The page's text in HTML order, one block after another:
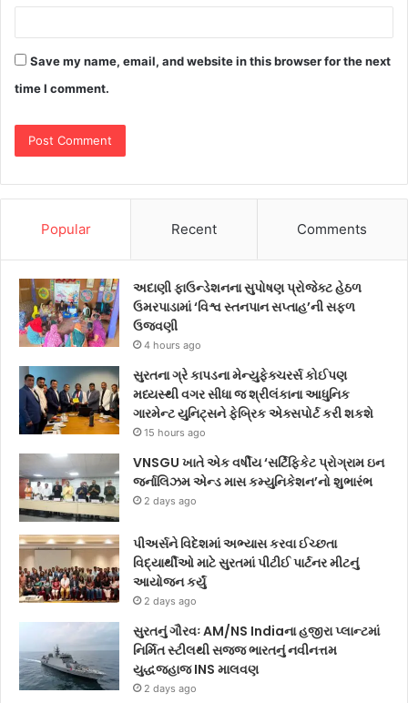
Save my name, email, and website in this browser for the next
time I comment.
Popular Recent Comments
અદાણી ફાઉન્ડેશનના સુપોષણ પ્રોજેક્ટ હેઠળ
ઉમરપાડામાં ‘વિશ્વ સ્તનપાન સપ્તાહ’ની સફળ
ઉજવણી
4 hours ago
સુરતના ગ્રે કાપડના મેન્યુફેક્ચરર્સ કોઈપણ
મધ્યસ્થી વગર સીધા જ શ્રીલંકાના આધુનિક
ગારમેન્ટ યુનિટ્સને ફેબ્રિક એક્સપોર્ટ કરી શકશે
15 hours ago
VNSGU ખાતે એક વર્ષીય ‘સર્ટિફિકેટ પ્રોગ્રામ ઇન
જર્નાલિઝમ એન્ડ માસ કમ્યુનિકેશન’નો શુભારંભ
2 days ago
પીઅર્સને વિદેશમાં અભ્યાસ કરવા ઈચ્છતા
વિદ્યાર્થીઓ માટે સુરતમાં પીટીઈ પાર્ટનર મીટનું
આયોજન કર્યું
2 days ago
સુરતનું ગૌરવઃ AM/NS Indiaના હજીરા પ્લાન્ટમાં
નિર્મિત સ્ટીલથી સજ્જ ભારતનું નવીનત્તમ
યુદ્ધજહાજ INS માલવણ
2 days ago